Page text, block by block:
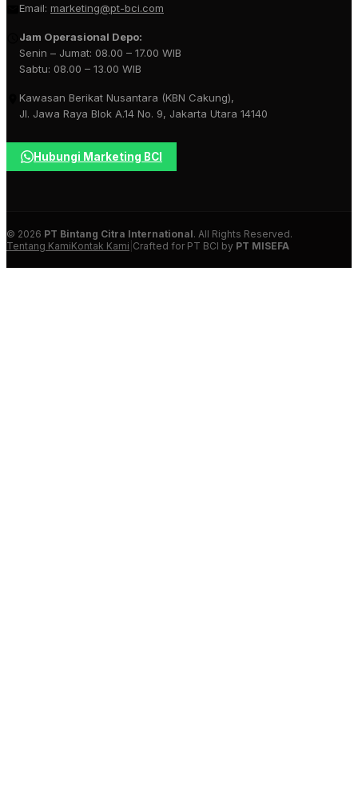
Email: marketing@pt-bci.com
Jam Operasional Depo:
Senin – Jumat: 08.00 – 17.00 WIB
Sabtu: 08.00 – 13.00 WIB
Kawasan Berikat Nusantara (KBN Cakung),
Jl. Jawa Raya Blok A.14 No. 9, Jakarta Utara 14140
Hubungi Marketing BCI
© 2026 PT Bintang Citra International. All Rights Reserved.
Tentang KamiKontak Kami Crafted for PT BCI by PT MISEFA